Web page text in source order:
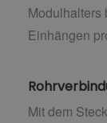
Modulhalters
Einhängen
Mit dem